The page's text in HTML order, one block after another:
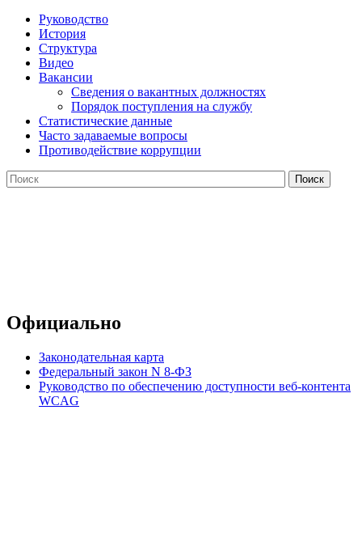
Руководство
История
Структура
Видео
Вакансии
Сведения о вакантных должностях
Порядок поступления на службу
Статистические данные
Часто задаваемые вопросы
Противодействие коррупции
Официально
Законодательная карта
Федеральный закон N 8-ФЗ
Руководство по обеспечению доступности веб-контента
WCAG